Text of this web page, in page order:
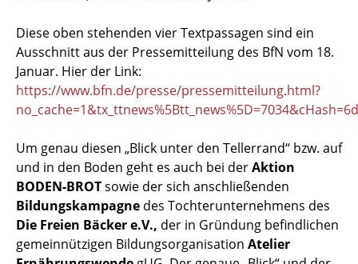
Diese oben stehenden vier Textpassagen sind ein
Ausschnitt aus der Pressemitteilung des BfN vom 18.
Januar. Hier der Link:
https://www.bfn.de/presse/pressemitteilung.html?
Um genau diesen „Blick unter den Tellerrand“ bzw. auf
und in den Boden geht es auch bei derAktion
BODEN-BROTsowie der sich anschließenden
Bildungskampagne des Tochterunternehmens des
Die Freien Bäcker e.V., der in Gründung befindlichen
gemeinnützigen Bildungsorganisation Atelier